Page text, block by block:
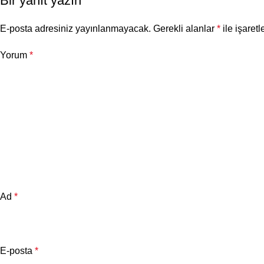
E-posta adresiniz yayınlanmayacak. Gerekli alanlar * ile
Yorum *
Ad *
E-posta *